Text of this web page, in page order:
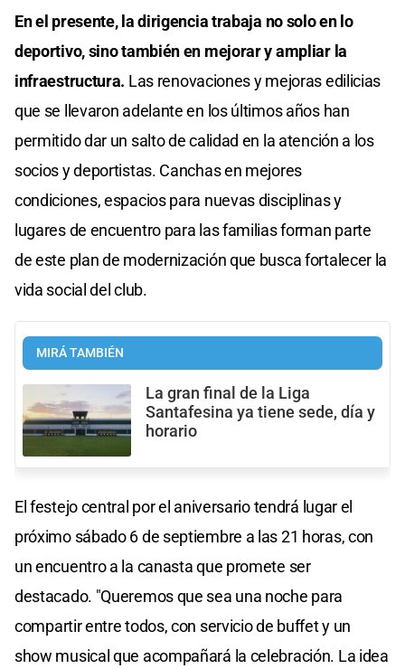
En el presente, la dirigencia trabaja no solo en lo
deportivo, sino también en mejorar y ampliar la
infraestructura. Las renovaciones y mejoras edilicias
que se llevaron adelante en los últimos años han
permitido dar un salto de calidad en la atención a los
socios y deportistas. Canchas en mejores
condiciones, espacios para nuevas disciplinas y
lugares de encuentro para las familias forman parte
de este plan de modernización que busca fortalecer la
vida social del club.
MIRÁ TAMBIÉN
La gran final de la Liga
Santafesina ya tiene sede, día y
horario
El festejo central por el aniversario tendrá lugar el
próximo sábado 6 de septiembre a las 21 horas, con
un encuentro a la canasta que promete ser
destacado. "Queremos que sea una noche para
compartir entre todos, con servicio de buffet y un
show musical que acompañará la celebración. La idea